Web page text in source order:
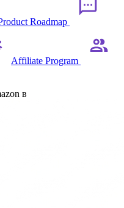
Roadmap
Affiliate Program
в